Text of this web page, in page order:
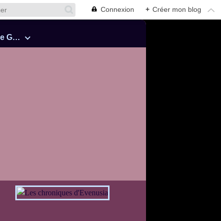
Connexion + Créer mon blog
Cinquante Nuances de Grey